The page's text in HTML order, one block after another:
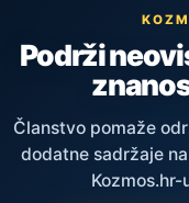
Podrži
Članstvo pomaže
dodatne sadržaje